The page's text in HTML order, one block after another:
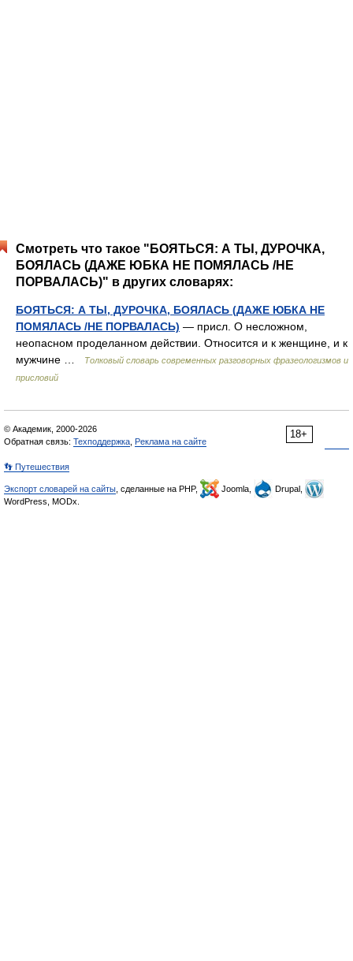
Смотреть что такое "БОЯТЬСЯ: А ТЫ, ДУРОЧКА,
БОЯЛАСЬ (ДАЖЕ ЮБКА НЕ ПОМЯЛАСЬ /НЕ
ПОРВАЛАСЬ)" в других словарях:
БОЯТЬСЯ: А ТЫ, ДУРОЧКА, БОЯЛАСЬ (ДАЖЕ ЮБКА НЕ
ПОМЯЛАСЬ /НЕ ПОРВАЛАСЬ) — присл. О несложном,
неопасном проделанном действии. Относится и к женщине, и к
мужчине …
Толковый словарь современных разговорных фразеологизмов и
присловий
18+
© Академик, 2000-2026
Обратная связь: Техподдержка Реклама на сайте
👣 Путешествия
Экспорт словарей на сайты , сделанные на PHP, Joomla,
Drupal,
WordPress, MODx.